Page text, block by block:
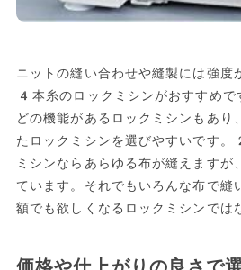
ニットの縫い合わせや縫製には強
4本糸のロックミシンがおすすめで
どの機能があるロックミシンもあり
たロックミシンを選びやすいです
ミシンならあらゆる布が縫えますが
ています。それでもいろんな布で縫
額でも欲しくなるロックミシンでは